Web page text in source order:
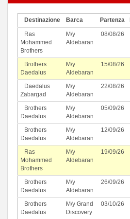
Destinazione Barca Partenza
Ras
Mohammed
Brothers
M/y
Aldebaran
08/08/26
Brothers
Daedalus
M/y
Aldebaran
15/08/26
Daedalus
Zabargad
M/y
Aldebaran
22/08/26
Brothers
Daedalus
M/y
Aldebaran
05/09/26
Brothers
Daedalus
M/y
Aldebaran
12/09/26
Ras
Mohammed
Brothers
M/y
Aldebaran
19/09/26
Brothers
Daedalus
M/y
Aldebaran
26/09/26
Brothers
Daedalus
M/y Grand
Discovery
03/10/26